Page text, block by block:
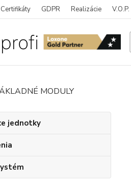
Certifikáty GDPR Realizácie V.O.P.
MODULY
jednotky